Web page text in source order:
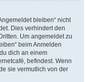
bleiben“ nicht
Dies verhindert den
Um angemeldet zu
beim Anmelden
dich an einem
befindest. Wenn
sie vermutlich von der